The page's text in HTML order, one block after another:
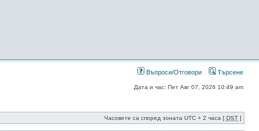
Въпроси/Отговори Търсене
Дата и час: Пет Авг 07, 2026 10:49 am
Часовете са според зоната UTC + 2 часа [ DST ]